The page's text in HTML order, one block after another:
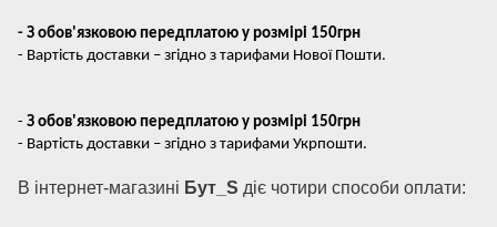
- З обов'язковою передплатою у розмірі 150грн
- Вартість доставки – згідно з тарифами Нової Пошти.
- З обов'язковою передплатою у розмірі 150грн
- Вартість доставки – згідно з тарифами Укрпошти.
В інтернет-магазині Бут_S діє чотири способи оплати: